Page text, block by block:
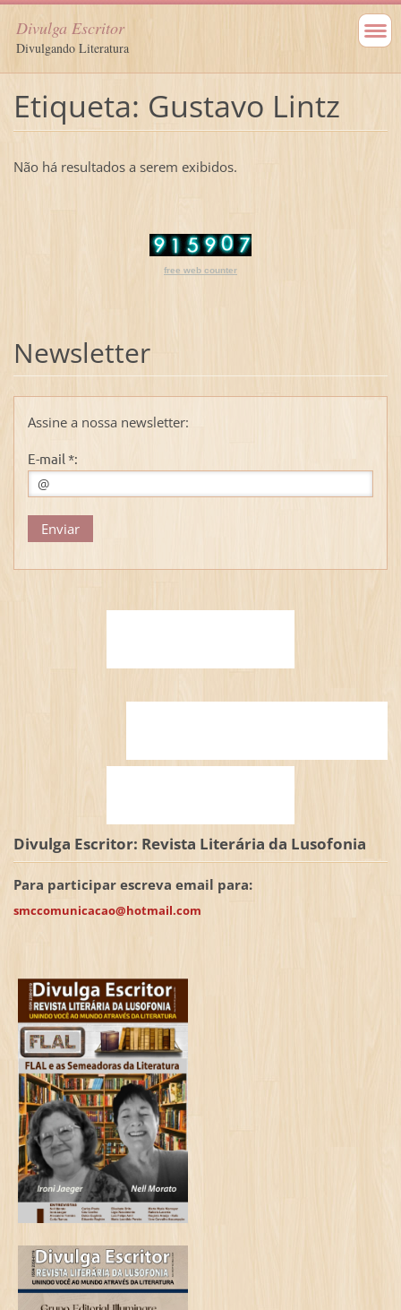
Divulga Escritor
Divulgando Literatura
Etiqueta: Gustavo Lintz
Não há resultados a serem exibidos.
free web counter
Newsletter
Assine a nossa newsletter:
E-mail *:
Divulga Escritor: Revista Literária da Lusofonia
Para participar escreva email para:
smccomunicacao@hotmail.com